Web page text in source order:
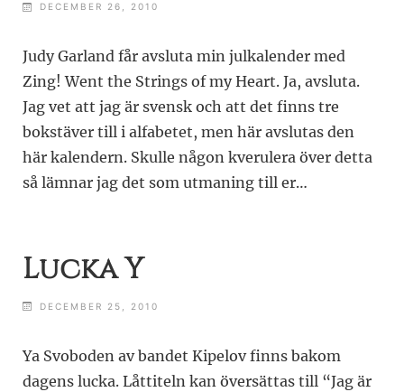
DECEMBER 26, 2010
Judy Garland får avsluta min julkalender med
Zing! Went the Strings of my Heart. Ja, avsluta.
Jag vet att jag är svensk och att det finns tre
bokstäver till i alfabetet, men här avslutas den
här kalendern. Skulle någon kverulera över detta
så lämnar jag det som utmaning till er…
Lucka Y
DECEMBER 25, 2010
Ya Svoboden av bandet Kipelov finns bakom
dagens lucka. Låttiteln kan översättas till “Jag är